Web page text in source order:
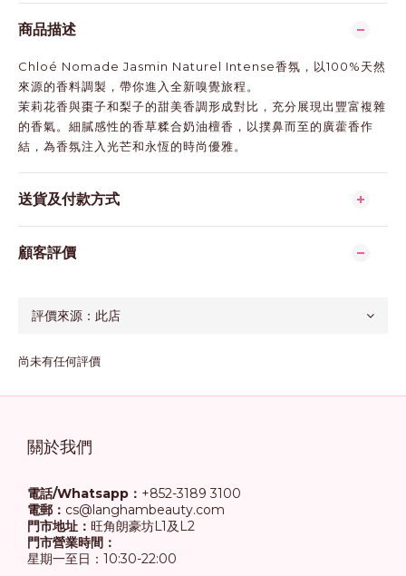
商品描述
Chloé Nomade Jasmin Naturel Intense香氛，以100%天然
來源的香料調製，帶你進入全新嗅覺旅程。
茉莉花香與棗子和梨子的甜美香調形成對比，充分展現出豐富複雜
的香氣。細膩感性的香草糅合奶油檀香，以撲鼻而至的廣藿香作
結，為香氛注入光芒和永恆的時尚優雅。
送貨及付款方式
顧客評價
尚未有任何評價
關於我們
電話/Whatsapp： +852-3189 3100
電郵： cs@langhambeauty.com
門市地址： 旺角朗豪坊L1及L2
門市營業時間：
星期一至日：10:30-22:00